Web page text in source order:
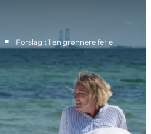
■ Forslag til en grønnere ferie